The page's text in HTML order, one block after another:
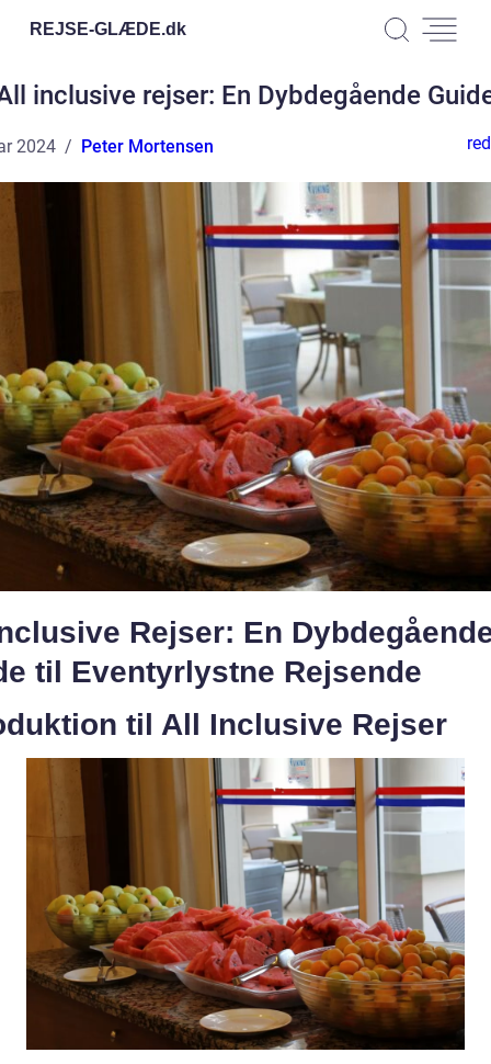
REJSE-GLÆDE.dk
inclusive rejser: En Dybdegående
2024 Peter Mortensen
Rejser: En
til Eventyrlystne Rejsende
til All Inclusive Rejser